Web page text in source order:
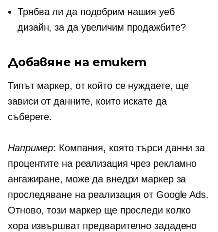
Трябва ли да подобрим нашия уеб
дизайн, за да увеличим продажбите?
Добавяне на етикет
Типът маркер, от който се нуждаете, ще
зависи от данните, които искате да
съберете.
Например: Компания, която търси данни за
процентите на реализация чрез рекламно
ангажиране, може да внедри маркер за
проследяване на реализация от Google Ads.
Отново, този маркер ще проследи колко
хора извършват предварително зададено